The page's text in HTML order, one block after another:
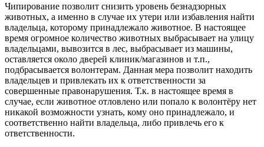
Чипирование позволит снизить уровень безнадзорных
животных, а именно в случае их утери или избавления найти
владельца, которому принадлежало животное. В настоящее
время огромное количество животных выбрасывает на улицу
владельцами, вывозится в лес, выбрасывает из машины,
оставляется около дверей клиник/магазинов и т.п.,
подбрасывается волонтерам. Данная мера позволит находить
владельцев и привлекать их к ответственности за
совершенные правонарушения. Т.к. в настоящее время в
случае, если животное отловлено или попало к волонтёру нет
никакой возможности узнать, кому оно принадлежало, и
соответственно найти владельца, либо привлечь его к
ответственности.